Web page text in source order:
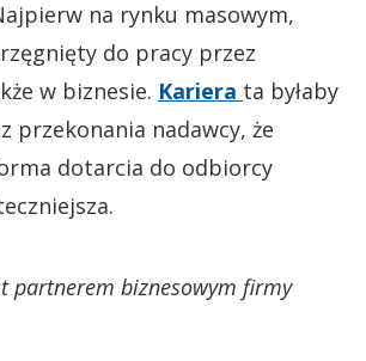
na rynku masowym,
do pracy przez
w biznesie. Kariera ta byłaby
przekonania nadawcy, że
dotarcia do odbiorcy
partnerem biznesowym firmy